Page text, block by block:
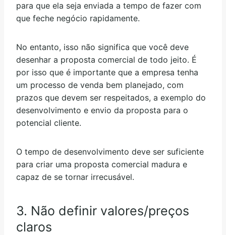
para que ela seja enviada a tempo de fazer com
que feche negócio rapidamente.
No entanto, isso não significa que você deve
desenhar a proposta comercial de todo jeito. É
por isso que é importante que a empresa tenha
um processo de venda bem planejado, com
prazos que devem ser respeitados, a exemplo do
desenvolvimento e envio da proposta para o
potencial cliente.
O tempo de desenvolvimento deve ser suficiente
para criar uma proposta comercial madura e
capaz de se tornar irrecusável.
3. Não definir valores/preços
claros